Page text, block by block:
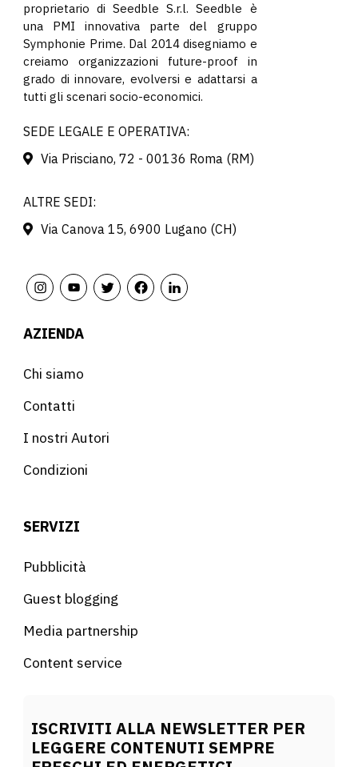
proprietario di Seedble S.r.l. Seedble è
una PMI innovativa parte del gruppo
Symphonie Prime. Dal 2014 disegniamo e
creiamo organizzazioni future-proof in
grado di innovare, evolversi e adattarsi a
tutti gli scenari socio-economici.
SEDE LEGALE E OPERATIVA:
Via Prisciano, 72 - 00136 Roma (RM)
ALTRE SEDI:
Via Canova 15, 6900 Lugano (CH)
AZIENDA
Chi siamo
Contatti
I nostri Autori
Condizioni
SERVIZI
Pubblicità
Guest blogging
Media partnership
Content service
ISCRIVITI ALLA NEWSLETTER PER
LEGGERE CONTENUTI SEMPRE